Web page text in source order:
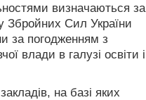
визначаються за
Збройних Сил України
за погодженням з
влади в галузі освіти і
на базі яких